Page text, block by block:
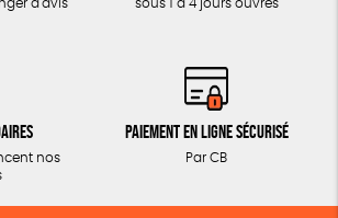
d'avis sous 1 à 4 jours ouvrés
nos
Paiement en ligne sécurisé
Par CB